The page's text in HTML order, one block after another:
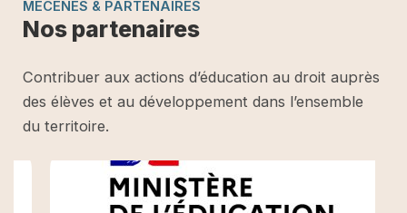
MECENES & PARTENAIRES
Nos partenaires
Contribuer aux actions d’éducation au droit auprès
des élèves et au développement dans l’ensemble
du territoire.